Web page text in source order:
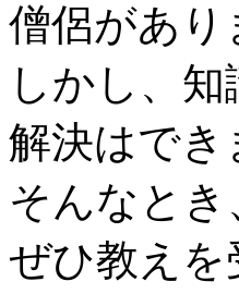
僧侶があり
しかし、
解決はでき
そんなと
ぜひ教え